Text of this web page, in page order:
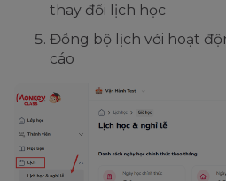
thay đổi lịch học
Đồng bộ lịch với hoạt
cáo